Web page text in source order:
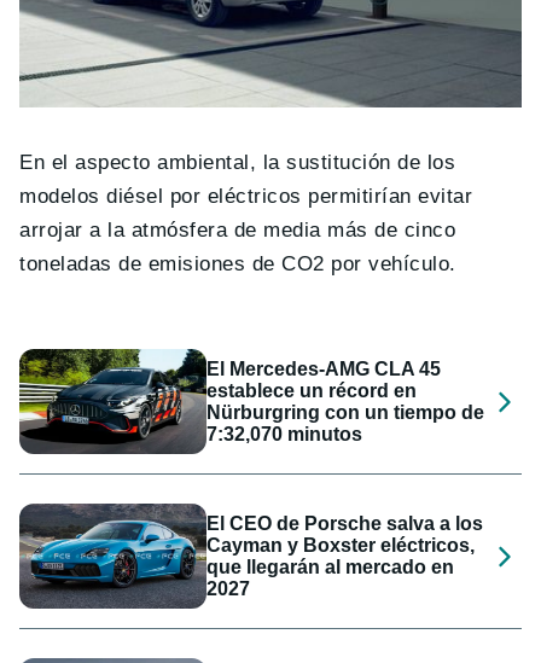
En el aspecto ambiental, la sustitución de los
modelos diésel por eléctricos permitirían evitar
arrojar a la atmósfera de media más de cinco
toneladas de emisiones de CO2 por vehículo.
El Mercedes-AMG CLA 45
establece un récord en
Nürburgring con un tiempo de
7:32,070 minutos
El CEO de Porsche salva a los
Cayman y Boxster eléctricos,
que llegarán al mercado en
2027